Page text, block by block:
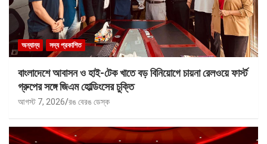
অন্যান্য সদ্য প্রকাশিত
বাংলাদেশে আবাসন ও হাই-টেক খাতে বড় বিনিয়োগে চায়না রেলওয়ে ফার্স্ট
গ্রুপের সঙ্গে জিএম হোল্ডিংসের চুক্তি
আগস্ট 7, 2026 রঙ বেরঙ ডেস্ক